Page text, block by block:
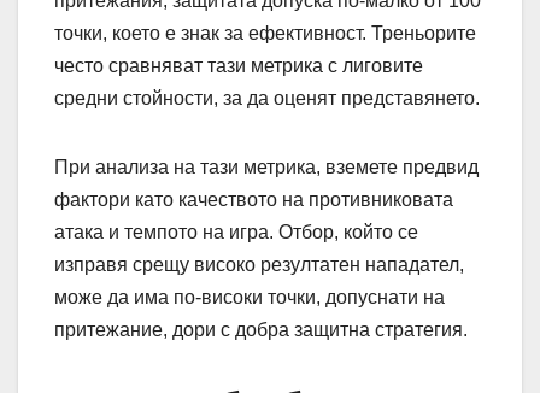
точки, което е знак за ефективност. Треньорите
често сравняват тази метрика с лиговите
средни стойности, за да оценят представянето.
При анализа на тази метрика, вземете предвид
фактори като качеството на противниковата
атака и темпото на игра. Отбор, който се
изправя срещу високо резултатен нападател,
може да има по-високи точки, допуснати на
притежание, дори с добра защитна стратегия.